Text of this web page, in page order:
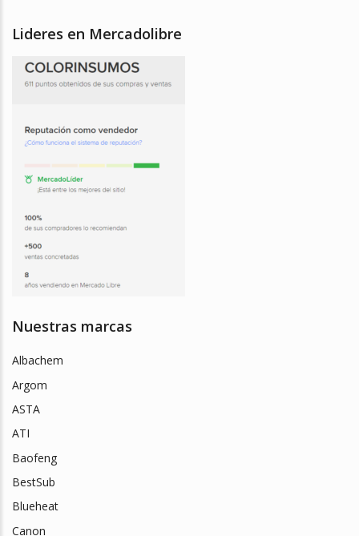
Lideres en Mercadolibre
Nuestras marcas
Albachem
Argom
ASTA
ATI
Baofeng
BestSub
Blueheat
Canon